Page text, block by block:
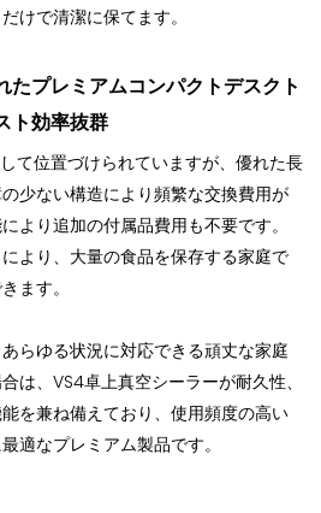
けで清潔に保てます。
たプレミアムコンパクトデスクト
ト効率抜群
て位置づけられていますが、優れた長
少ない構造により頻繁な交換費用が
より追加の付属品費用も不要です。
より、大量の食品を保存する家庭で
ます。
らゆる状況に対応できる頑丈な家庭
は、VS4卓上真空シーラーが耐久性、
を兼ね備えており、使用頻度の高い
適なプレミアム製品です。